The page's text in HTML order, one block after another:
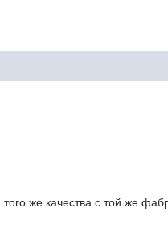
же качества с той же